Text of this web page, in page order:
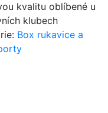
kvalitu oblíbené u
klubech
Box rukavice a